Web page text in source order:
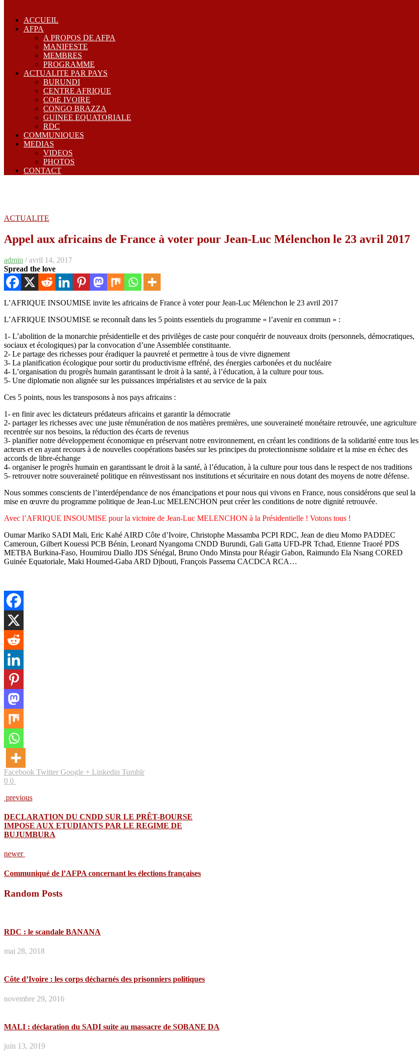
ACCUEIL
AFPA
A PROPOS DE AFPA
MANIFESTE
MEMBRES
PROGRAMME
ACTUALITE PAR PAYS
BURUNDI
CENTRE AFRIQUE
COtE IVOIRE
CONGO BRAZZA
GUINEE EQUATORIALE
RDC
COMMUNIQUES
MEDIAS
VIDEOS
PHOTOS
CONTACT
ACTUALITE
Appel aux africains de France à voter pour Jean-Luc Mélenchon le 23 avril 2017
admin / avril 14, 2017
Spread the love
L’AFRIQUE INSOUMISE invite les africains de France à voter pour Jean-Luc Mélenchon le 23 avril 2017
L’AFRIQUE INSOUMISE se reconnaît dans les 5 points essentiels du programme « l’avenir en commun » :
1- L’abolition de la monarchie présidentielle et des privilèges de caste pour conquérir de nouveaux droits (personnels, démocratiques,
sociaux et écologiques) par la convocation d’une Assemblée constituante.
2- Le partage des richesses pour éradiquer la pauvreté et permettre à tous de vivre dignement
3- La planification écologique pour sortir du productivisme effréné, des énergies carbonées et du nucléaire
4- L’organisation du progrès humain garantissant le droit à la santé, à l’éducation, à la culture pour tous.
5- Une diplomatie non alignée sur les puissances impérialistes et au service de la paix
Ces 5 points, nous les transposons à nos pays africains :
1- en finir avec les dictateurs prédateurs africains et garantir la démocratie
2- partager les richesses avec une juste rémunération de nos matières premières, une souveraineté monétaire retrouvée, une agriculture
recentrée sur nos besoins, la réduction des écarts de revenus
3- planifier notre développement économique en préservant notre environnement, en créant les conditions de la solidarité entre tous les
acteurs et en ayant recours à de nouvelles coopérations basées sur les principes du protectionnisme solidaire et la mise en échec des
accords de libre-échange
4- organiser le progrès humain en garantissant le droit à la santé, à l’éducation, à la culture pour tous dans le respect de nos traditions
5- retrouver notre souveraineté politique en réinvestissant nos institutions et sécuritaire en nous dotant des moyens de notre défense.
Nous sommes conscients de l’interdépendance de nos émancipations et pour nous qui vivons en France, nous considérons que seul la
mise en œuvre du programme politique de Jean-Luc MELENCHON peut créer les conditions de notre dignité retrouvée.
Avec l’AFRIQUE INSOUMISE pour la victoire de Jean-Luc MELENCHON à la Présidentielle ! Votons tous !
Oumar Mariko SADI Mali, Eric Kahé AIRD Côte d’Ivoire, Christophe Massamba PCPI RDC, Jean de dieu Momo PADDEC
Cameroun, Gilbert Kouessi PCB Bénin, Leonard Nyangoma CNDD Burundi, Gali Gatta UFD-PR Tchad, Etienne Traoré PDS
METBA Burkina-Faso, Houmirou Diallo JDS Sénégal, Bruno Ondo Minsta pour Réagir Gabon, Raimundo Ela Nsang CORED
Guinée Equatoriale, Maki Houmed-Gaba ARD Djbouti, François Passema CACDCA RCA…
Facebook Twitter Google + Linkedin Tumblr
0 0
previous
DECLARATION DU CNDD SUR LE PRÊT-BOURSE
IMPOSE AUX ETUDIANTS PAR LE REGIME DE
BUJUMBURA
newer
Communiqué de l’AFPA concernant les élections françaises
Random Posts
RDC : le scandale BANANA
mai 28, 2018
Côte d’Ivoire : les corps décharnés des prisonniers politiques
novembre 29, 2016
MALI : déclaration du SADI suite au massacre de SOBANE DA
juin 13, 2019